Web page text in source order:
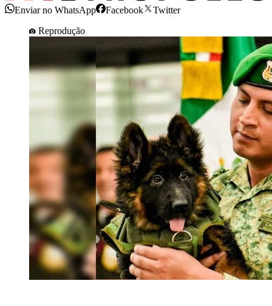
Enviar no WhatsApp Facebook
Twitter
Reprodução